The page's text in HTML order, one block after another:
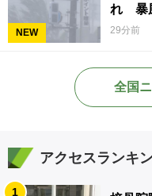
NEW
れ 暴
29分前
全国
アクセスランキ
1